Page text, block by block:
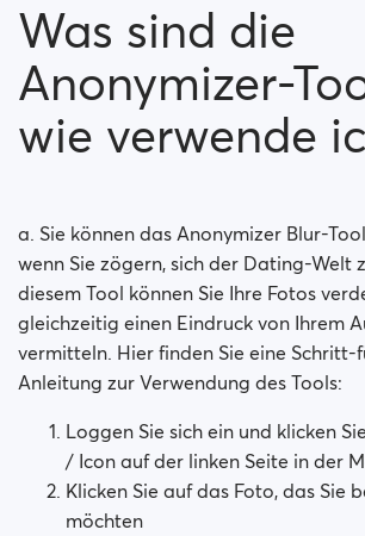
Welche Art von Fotos kann ich auf
hochladen (und was ist nicht erlaubt)?
Was sind die Anonymizer-Tools und
sie?
Was sind die
Anonymizer-
wie verwende
a. Sie können das Anonymizer Blur-
wenn Sie zögern, sich der Dating-Welt
diesem Tool können Sie Ihre Fotos
gleichzeitig einen Eindruck von Ihrem
vermitteln. Hier finden Sie eine
Anleitung zur Verwendung des Tools:
Loggen Sie sich ein und klicken
/ Icon auf der linken Seite in der
Klicken Sie auf das Foto, das Sie
möchten